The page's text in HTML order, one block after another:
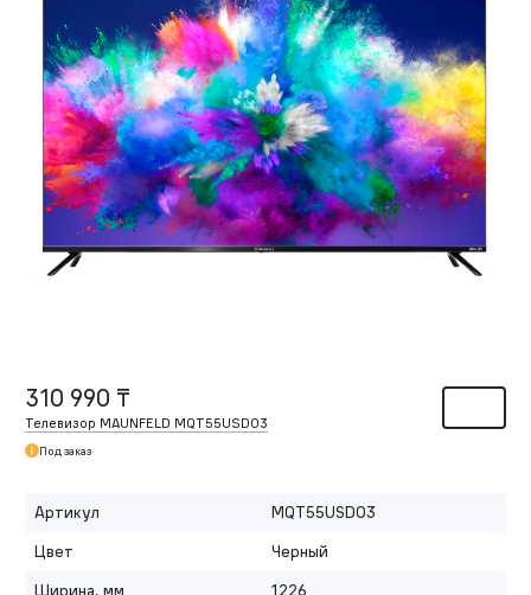
310 990 ₸
Телевизор MAUNFELD MQT55USD03
Под заказ
Артикул
MQT55USD03
Цвет
Черный
Ширина, мм
1226